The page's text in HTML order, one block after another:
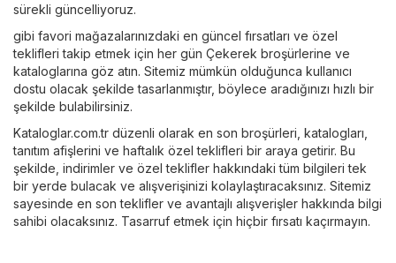
sürekli güncelliyoruz.
gibi favori mağazalarınızdaki en güncel fırsatları ve özel
teklifleri takip etmek için her gün Çekerek broşürlerine ve
kataloglarına göz atın. Sitemiz mümkün olduğunca kullanıcı
dostu olacak şekilde tasarlanmıştır, böylece aradığınızı hızlı bir
şekilde bulabilirsiniz.
Kataloglar.com.tr düzenli olarak en son broşürleri, katalogları,
tanıtım afişlerini ve haftalık özel teklifleri bir araya getirir. Bu
şekilde, indirimler ve özel teklifler hakkındaki tüm bilgileri tek
bir yerde bulacak ve alışverişinizi kolaylaştıracaksınız. Sitemiz
sayesinde en son teklifler ve avantajlı alışverişler hakkında bilgi
sahibi olacaksınız. Tasarruf etmek için hiçbir fırsatı kaçırmayın.